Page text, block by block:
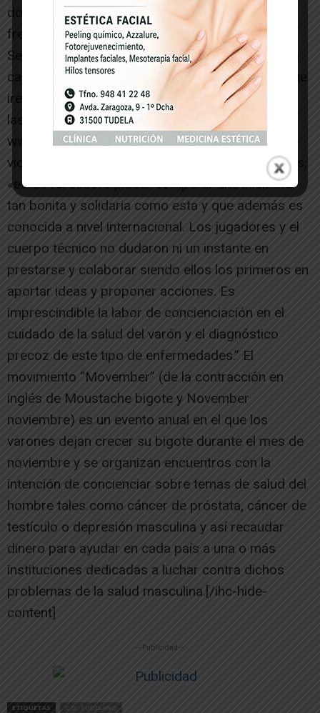
domingo 3 de diciembre en el Ciudad de Tudela
frente a la Peña Sport.
Se ha realizado también una sesión fotográfica a
cargo del fotógrafo tudelano Cristian Aparicio que
iremos viendo a lo largo de los próximos días en
las redes sociales del Club y la página web
www.cdtudelano.com En palabras del
vicepresidente de nuestro club, Joaquim Torrents,
«es un verdadero placer compartir una iniciativa
tan bonita y solidaria como esta y que además es
conocida a nivel internacional. Los jugadores y el
cuerpo técnico no dudaron ni un instante en
prestarse y colaborar siendo ellos los primeros en
aportar ideas y proponer acciones. Es
imprescindible la labor de concienciación en el
cuidado de la salud del varón y el diagnóstico
precoz de este tipo de enfermedades.” El
movimiento “Movember” (de la contracción en
inglés de Moustache bigote y November
noviembre) es un evento anual en el que los
varones dejan crecer su bigote durante el mes de
noviembre y se organizan encuentros con la
intención de concienciar sobre temas de salud del
hombre tales como cáncer de próstata, cáncer de
testículo o depresión masculina y así recaudar
dinero para ayudar en cada país a una o más
instituciones dedicadas a luchar contra dichos
problemas de la salud masculina.[/ihc-hide-
content]
-- Publicidad --
ETIQUETAS C.D. TUDELANO